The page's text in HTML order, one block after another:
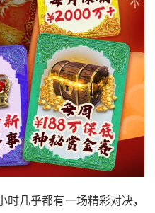
几乎都有一场精彩对决，